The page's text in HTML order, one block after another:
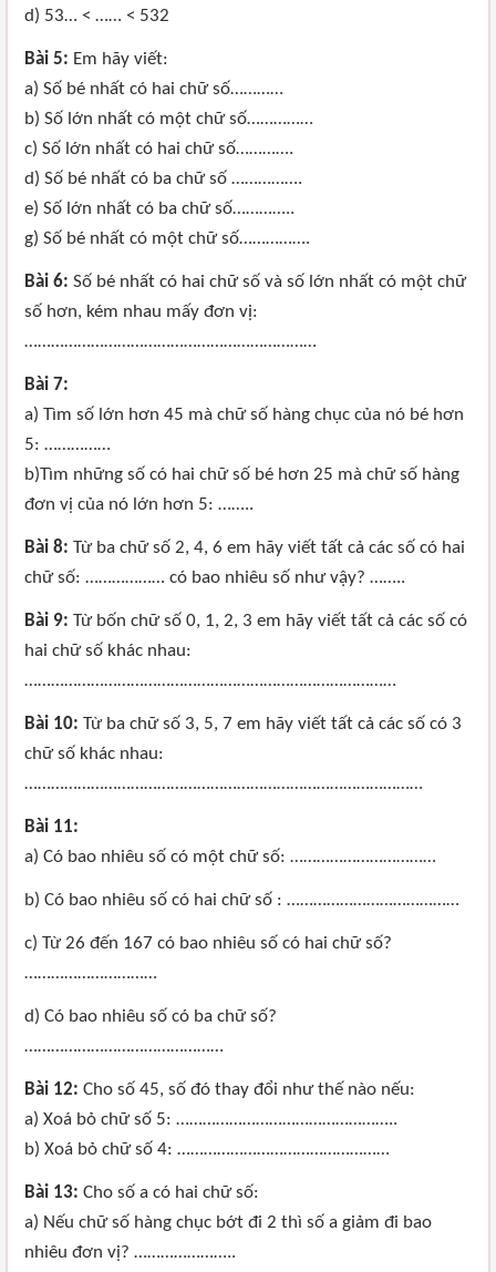
d) 53… < …… < 532
Bài 5: Em hãy viết:
a) Số bé nhất có hai chữ số…………
b) Số lớn nhất có một chữ số……………
c) Số lớn nhất có hai chữ số………….
d) Số bé nhất có ba chữ số …………….
e) Số lớn nhất có ba chữ số…………..
g) Số bé nhất có một chữ số…………….
Bài 6: Số bé nhất có hai chữ số và số lớn nhất có một chữ
số hơn, kém nhau mấy đơn vị:
…………………………………………………………
Bài 7:
a) Tìm số lớn hơn 45 mà chữ số hàng chục của nó bé hơn
5: ……………
b)Tìm những số có hai chữ số bé hơn 25 mà chữ số hàng
đơn vị của nó lớn hơn 5: ……..
Bài 8: Từ ba chữ số 2, 4, 6 em hãy viết tất cả các số có hai
chữ số: ……………… có bao nhiêu số như vậy? ……..
Bài 9: Từ bốn chữ số 0, 1, 2, 3 em hãy viết tất cả các số có
hai chữ số khác nhau:
…………………………………………………………………………
Bài 10: Từ ba chữ số 3, 5, 7 em hãy viết tất cả các số có 3
chữ số khác nhau:
………………………………………………………………………………
Bài 11:
a) Có bao nhiêu số có một chữ số: ……………………………
b) Có bao nhiêu số có hai chữ số : …………………………………
c) Từ 26 đến 167 có bao nhiêu số có hai chữ số?
…………………………
d) Có bao nhiêu số có ba chữ số?
………………………………………
Bài 12: Cho số 45, số đó thay đổi như thế nào nếu:
a) Xoá bỏ chữ số 5: …………………………………………..
b) Xoá bỏ chữ số 4: …………………………………………
Bài 13: Cho số a có hai chữ số:
a) Nếu chữ số hàng chục bớt đi 2 thì số a giảm đi bao
nhiêu đơn vị? …………………..